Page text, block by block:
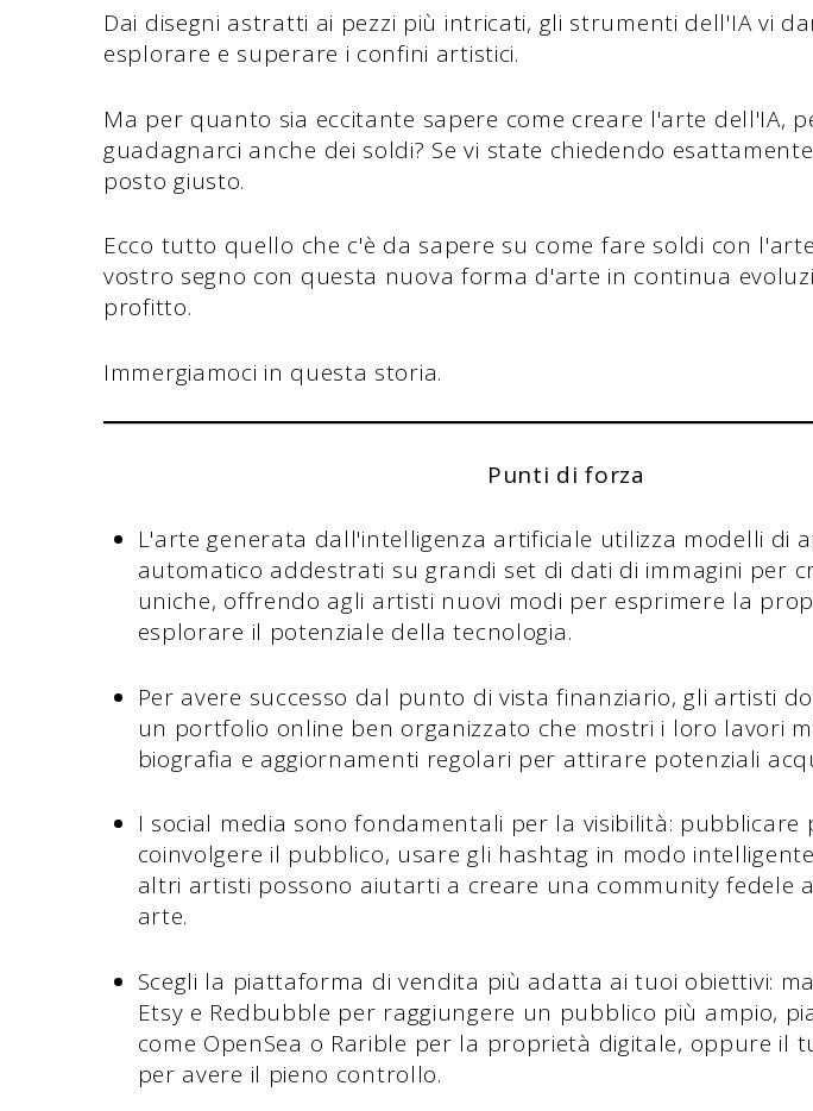
Dai disegni astratti ai pezzi più intricati, gli strumenti dell'IA vi
esplorare e superare i confini artistici.
Ma per quanto sia eccitante sapere come creare l'arte dell'IA,
guadagnarci anche dei soldi? Se vi state chiedendo
posto giusto.
Ecco tutto quello che c'è da sapere su come fare soldi con
vostro segno con questa nuova forma d'arte in continua
profitto.
Immergiamoci in questa storia.
Punti di forza
L'arte generata dall'intelligenza artificiale utilizza modelli di
automatico addestrati su grandi set di dati di immagini per
uniche, offrendo agli artisti nuovi modi per esprimere la
esplorare il potenziale della tecnologia.
Per avere successo dal punto di vista finanziario, gli artisti
un portfolio online ben organizzato che mostri i loro lavori
biografia e aggiornamenti regolari per attirare potenziali
I social media sono fondamentali per la visibilità: pubblicare
coinvolgere il pubblico, usare gli hashtag in modo
altri artisti possono aiutarti a creare una community fedele
arte.
Scegli la piattaforma di vendita più adatta ai tuoi obiettivi:
Etsy e Redbubble per raggiungere un pubblico più ampio,
come OpenSea o Rarible per la proprietà digitale, oppure il
per avere il pieno controllo.